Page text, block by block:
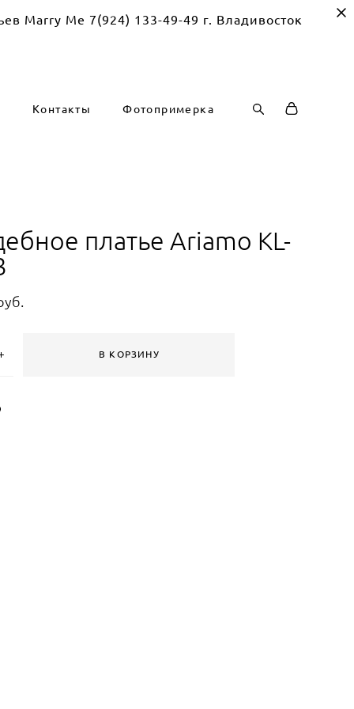
7(924) 133-49-49 г. Владивосток
Контакты
Фотопримерка
платье Ariamo KL-
В КОРЗИНУ